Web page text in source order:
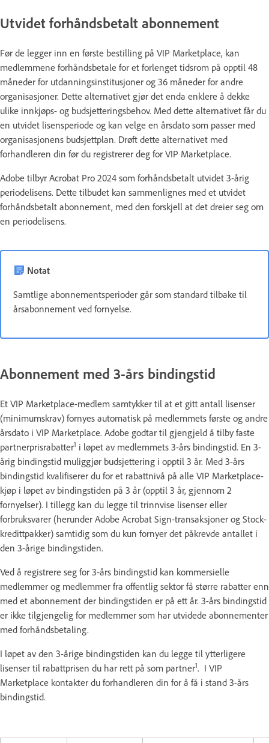
Utvidet forhåndsbetalt abonnement
Før de legger inn en første bestilling på VIP Marketplace, kan
medlemmene forhåndsbetale for et forlenget tidsrom på opptil 48
måneder for utdanningsinstitusjoner og 36 måneder for andre
organisasjoner. Dette alternativet gjør det enda enklere å dekke
ulike innkjøps- og budsjetteringsbehov. Med dette alternativet får du
en utvidet lisensperiode og kan velge en årsdato som passer med
organisasjonens budsjettplan. Drøft dette alternativet med
forhandleren din før du registrerer deg for VIP Marketplace.
Adobe tilbyr Acrobat Pro 2024 som forhåndsbetalt utvidet 3-årig
periodelisens. Dette tilbudet kan sammenlignes med et utvidet
forhåndsbetalt abonnement, med den forskjell at det dreier seg om
en periodelisens.
Notat
Samtlige abonnementsperioder går som standard tilbake til
årsabonnement ved fornyelse.
Abonnement med 3-års bindingstid
Et VIP Marketplace-medlem samtykker til at et gitt antall lisenser
(minimumskrav) fornyes automatisk på medlemmets første og andre
årsdato i VIP Marketplace. Adobe godtar til gjengjeld å tilby faste
partnerprisrabatter1 i løpet av medlemmets 3-års bindingstid. En 3-
årig bindingstid muliggjør budsjettering i opptil 3 år. Med 3-års
bindingstid kvalifiserer du for et rabattnivå på alle VIP Marketplace-
kjøp i løpet av bindingstiden på 3 år (opptil 3 år, gjennom 2
fornyelser). I tillegg kan du legge til trinnvise lisenser eller
forbruksvarer (herunder Adobe Acrobat Sign-transaksjoner og Stock-
kredittpakker) samtidig som du kun fornyer det påkrevde antallet i
den 3-årige bindingstiden.
Ved å registrere seg for 3-års bindingstid kan kommersielle
medlemmer og medlemmer fra offentlig sektor få større rabatter enn
med et abonnement der bindingstiden er på ett år. 3-års bindingstid
er ikke tilgjengelig for medlemmer som har utvidede abonnementer
med forhåndsbetaling.
I løpet av den 3-årige bindingstiden kan du legge til ytterligere
lisenser til rabattprisen du har rett på som partner1. I VIP
Marketplace kontakter du forhandleren din for å få i stand 3-års
bindingstid.